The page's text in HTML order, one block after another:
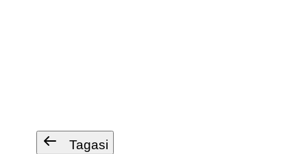
Tagasi